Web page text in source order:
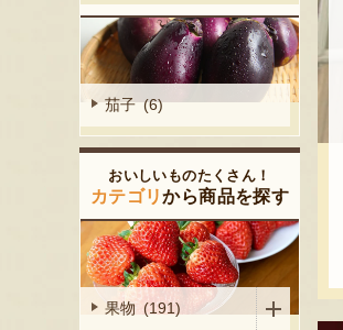
茄子 (6)
おいしいものたくさん！
カテゴリから商品を探す
果物 (191)